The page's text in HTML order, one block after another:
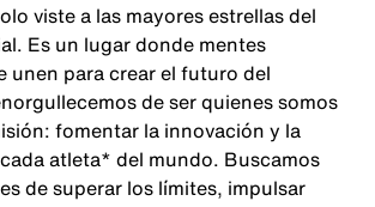
viste a las mayores estrellas del
Es un lugar donde mentes
unen para crear el futuro del
de ser quienes somos
fomentar la innovación y la
atleta* del mundo. Buscamos
de superar los límites, impulsar